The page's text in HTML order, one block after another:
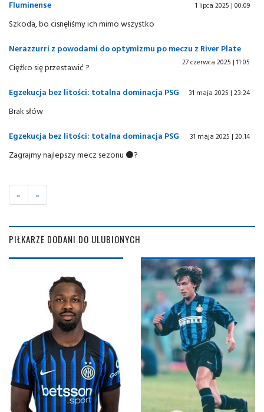
Fluminense 1 lipca 2025 | 00:09
Szkoda, bo cisnęliśmy ich mimo wszystko
Nerazzurri z powodami do optymizmu po meczu z River Plate
27 czerwca 2025 | 11:05
Ciężko się przestawić ?
Egzekucja bez litości: totalna dominacja PSG
31 maja 2025 | 23:24
Brak słów
Egzekucja bez litości: totalna dominacja PSG
31 maja 2025 | 20:14
Zagrajmy najlepszy mecz sezonu ⚫?
« »
PIŁKARZE DODANI DO ULUBIONYCH